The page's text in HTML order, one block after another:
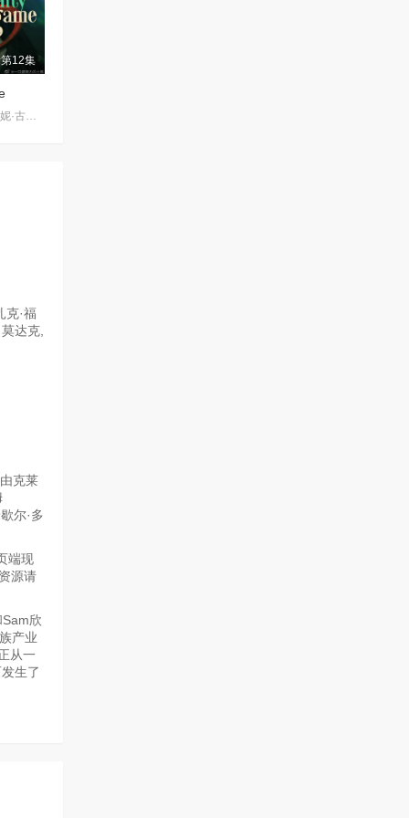
12集
克·福
达克,
克莱
尔·多
端现
源请
欣
产业
从一
生了